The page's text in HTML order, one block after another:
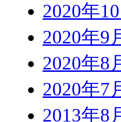
2020年10
2020年9
2020年8
2020年7
2013年8